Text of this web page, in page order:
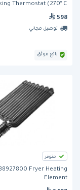
Thermostat (270° C)
598
توصيل مجاني
بائع موثق
متوفر
Fryer Heating
Element